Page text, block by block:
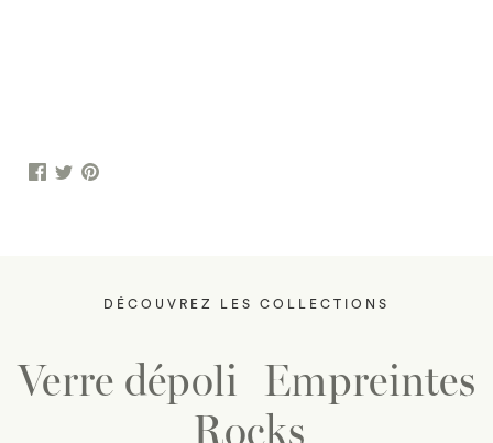
DÉCOUVREZ LES COLLECTIONS
Verre dépoli Empreintes
Rocks